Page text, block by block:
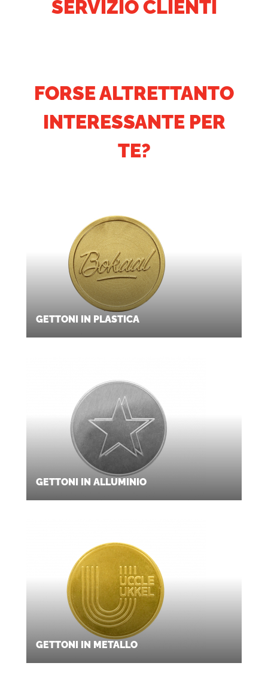
SERVIZIO CLIENTI
FORSE ALTRETTANTO
INTERESSANTE PER
TE?
GETTONI IN PLASTICA
GETTONI IN ALLUMINIO
GETTONI IN METALLO